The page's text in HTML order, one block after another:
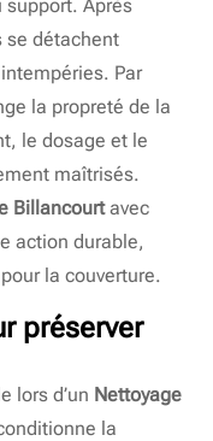
support. Après
se détachent
Par
la propreté de la
le dosage et le
maîtrisés.
Billancourtavec
action durable,
la couverture.
préserver
lors d’un Nettoyage
la